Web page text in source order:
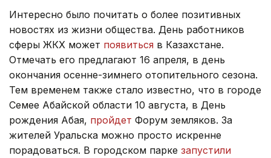
Интересно было почитать о более позитивных
новостях из жизни общества. День работников
сферы ЖКХ может появиться в Казахстане.
Отмечать его предлагают 16 апреля, в день
окончания осенне-зимнего отопительного сезона.
Тем временем также стало известно, что в городе
Семее Абайской области 10 августа, в День
рождения Абая, пройдет Форум земляков. За
жителей Уральска можно просто искренне
порадоваться. В городском парке запустили